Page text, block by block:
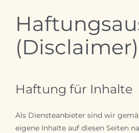
(Disclaimer)
Haftung für Inhalte
Als Diensteanbieter sind wir
eigene Inhalte auf diesen Seiten